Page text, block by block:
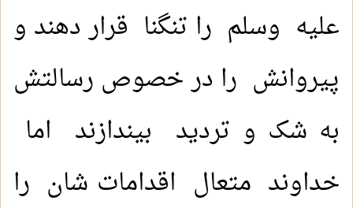
عليه وسلم را تنگنا قرار دهند و
پیروانش را در خصوص رسالتش
به شک و تردید بیندازند اما
خداوند متعال اقدامات شان را